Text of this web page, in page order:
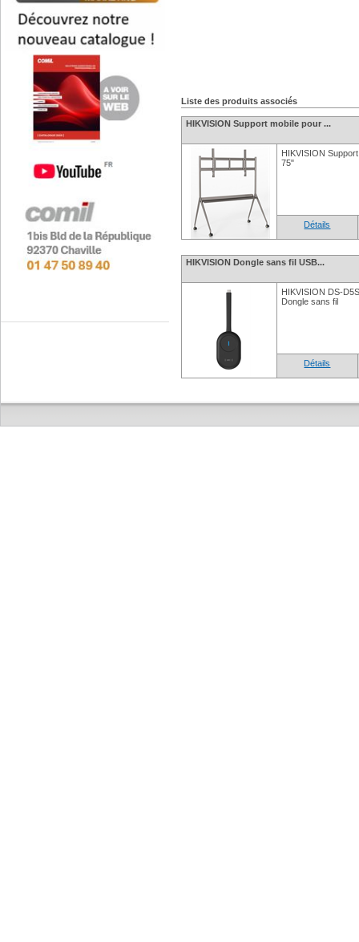
Liste des produits associés
HIKVISION Support mobile pour ...
HIKVISION
75"
Détails
HIKVISION Dongle sans fil USB...
HIKVISION DS-
Dongle sans fil
Détails